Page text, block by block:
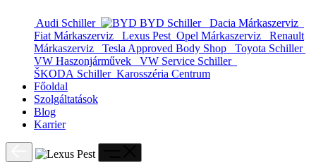
Audi Schiller BYD Schiller
Dacia Márkaszerviz
Fiat Márkaszerviz
Lexus Pest Opel Márkaszerviz
Renault
Márkaszerviz
Tesla Approved Body Shop
Toyota Schiller
VW Haszonjárművek
VW Service Schiller
ŠKODA Schiller Karosszéria Centrum
Főoldal
Szolgáltatások
Blog
Karrier